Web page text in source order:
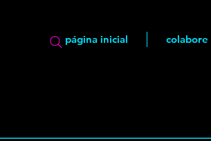
página inicial colabore